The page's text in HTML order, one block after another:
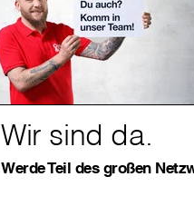
Wir sind da.
Werde Teil des großen